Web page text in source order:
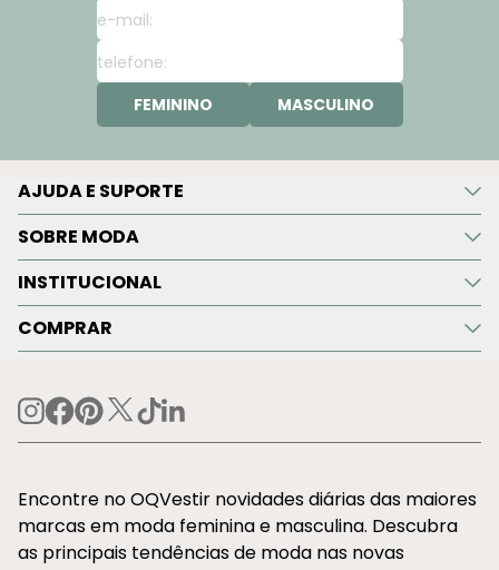
FEMININO MASCULINO
AJUDA E SUPORTE
SOBRE MODA
INSTITUCIONAL
COMPRAR
Encontre no OQVestir novidades diárias das maiores
marcas em moda feminina e masculina. Descubra
as principais tendências de moda nas novas